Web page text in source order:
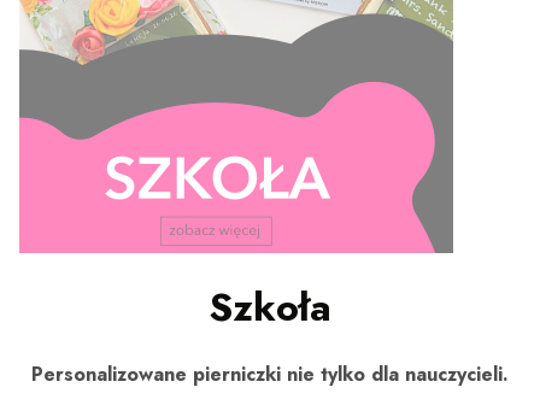
Szkoła
Personalizowane pierniczki nie tylko dla nauczycieli.